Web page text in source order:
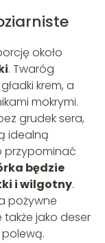
około
. Twaróg
krem, a
mokrymi.
grudek sera,
idealną
przypominać
będzie
i wilgotny.
pożywne
jako deser